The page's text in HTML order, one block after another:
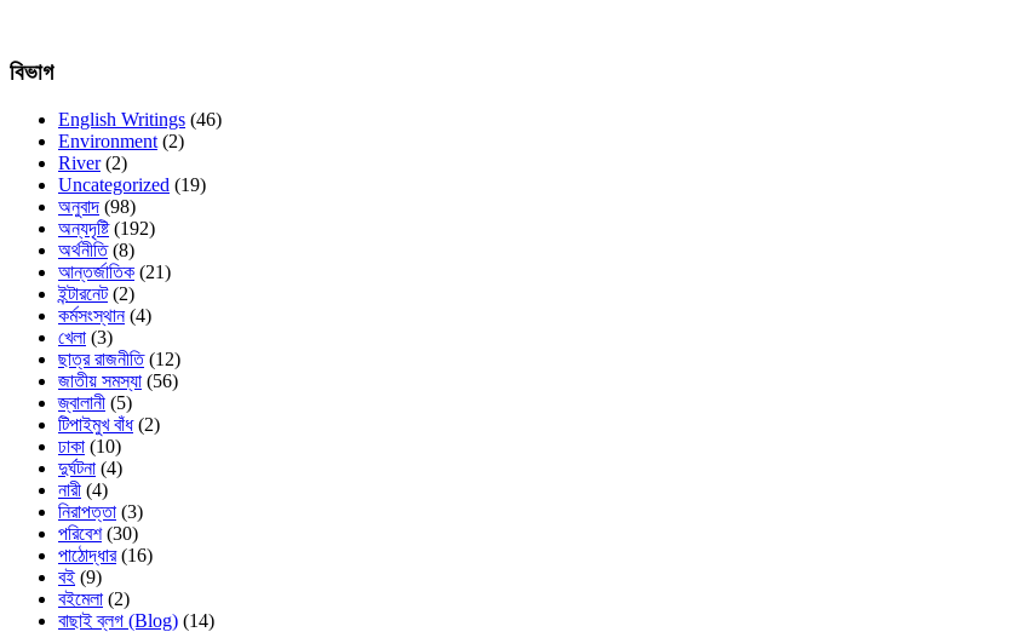
বিভাগ
English Writings (46)
Environment (2)
River(2)
Uncategorized (19)
অনুবাদ (98)
অন্যদৃষ্টি(192)
অর্থনীতি(8)
আন্তর্জাতিক (21)
ইন্টারনেট(2)
কর্মসংস্থান(4)
খেলা (3)
ছাত্র রাজনীতি(12)
জাতীয় সমস্যা (56)
জ্বালানী (5)
টিপাইমুখ বাঁধ(2)
ঢাকা (10)
দুর্ঘটনা (4)
নারী (4)
নিরাপত্তা (3)
পরিবেশ(30)
পাঠোদ্ধার(16)
বই (9)
বইমেলা (2)
বাছাই ব্লগ (Blog) (14)